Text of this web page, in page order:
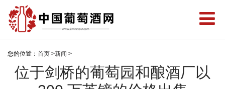
您的位置： 首页 >新闻 >
位于剑桥的葡萄园和酿酒厂以